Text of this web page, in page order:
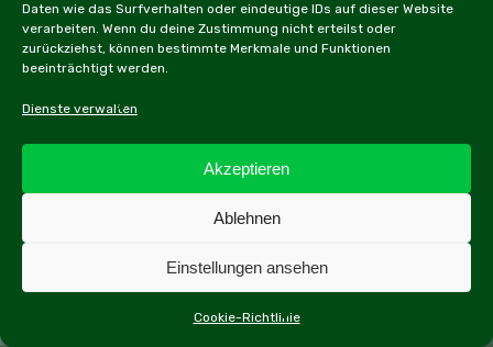
Daten wie das Surfverhalten oder eindeutige IDs auf dieser Website
verarbeiten. Wenn du deine Zustimmung nicht erteilst oder
zurückziehst, können bestimmte Merkmale und Funktionen
beeinträchtigt werden.
Dienste verwalten
Akzeptieren
Ablehnen
Einstellungen ansehen
Cookie-Richtlinie
Alternative:
Impressum und Datenschutzerklärung